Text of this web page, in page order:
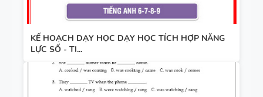
KẾ HOẠCH DẠY HỌC DẠY HỌC TÍCH HỢP NĂNG
LỰC SỐ - TI...